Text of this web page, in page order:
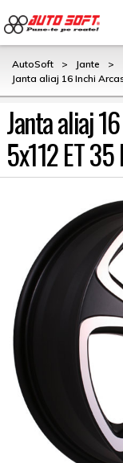
AutoSoft > Jante
>
Janta aliaj 16 Inchi
Janta aliaj
5x112 ET